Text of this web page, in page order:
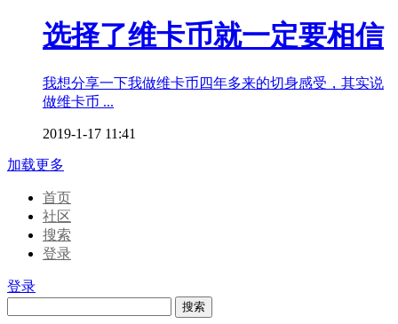
选择了维卡币就一定要相信
我想分享一下我做维卡币四年多来的切身感受，其实说
做维卡币 ...
2019-1-17 11:41
加载更多
首页
社区
搜索
登录
登录
搜索